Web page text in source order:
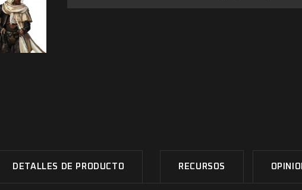
DETALLES DE PRODUCTO RECURSOS